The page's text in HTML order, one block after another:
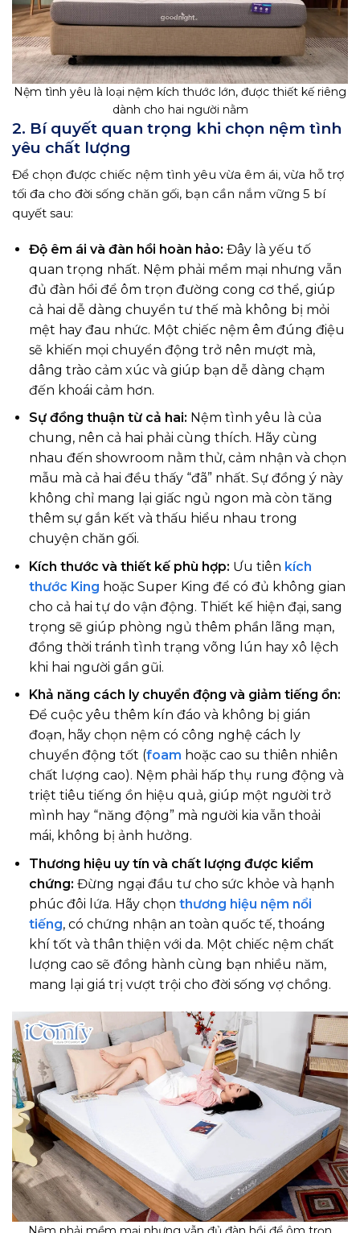
Nệm tình yêu là loại nệm kích thước lớn, được thiết kế riêng
dành cho hai người nằm
2. Bí quyết quan trọng khi chọn nệm tình
yêu chất lượng
Để chọn được chiếc nệm tình yêu vừa êm ái, vừa hỗ trợ
tối đa cho đời sống chăn gối, bạn cần nắm vững 5 bí
quyết sau:
Độ êm ái và đàn hồi hoàn hảo: Đây là yếu tố
quan trọng nhất. Nệm phải mềm mại nhưng vẫn
đủ đàn hồi để ôm trọn đường cong cơ thể, giúp
cả hai dễ dàng chuyển tư thế mà không bị mỏi
mệt hay đau nhức. Một chiếc nệm êm đúng điệu
sẽ khiến mọi chuyển động trở nên mượt mà,
dâng trào cảm xúc và giúp bạn dễ dàng chạm
đến khoái cảm hơn.
Sự đồng thuận từ cả hai: Nệm tình yêu là của
chung, nên cả hai phải cùng thích. Hãy cùng
nhau đến showroom nằm thử, cảm nhận và chọn
mẫu mà cả hai đều thấy “đã” nhất. Sự đồng ý này
không chỉ mang lại giấc ngủ ngon mà còn tăng
thêm sự gắn kết và thấu hiểu nhau trong
chuyện chăn gối.
Kích thước và thiết kế phù hợp: Ưu tiên kích
thước King hoặc Super King để có đủ không gian
cho cả hai tự do vận động. Thiết kế hiện đại, sang
trọng sẽ giúp phòng ngủ thêm phần lãng mạn,
đồng thời tránh tình trạng võng lún hay xô lệch
khi hai người gần gũi.
Khả năng cách ly chuyển động và giảm tiếng ồn:
Để cuộc yêu thêm kín đáo và không bị gián
đoạn, hãy chọn nệm có công nghệ cách ly
chuyển động tốt (foam hoặc cao su thiên nhiên
chất lượng cao). Nệm phải hấp thụ rung động và
triệt tiêu tiếng ồn hiệu quả, giúp một người trở
mình hay “năng động” mà người kia vẫn thoải
mái, không bị ảnh hưởng.
Thương hiệu uy tín và chất lượng được kiểm
chứng: Đừng ngại đầu tư cho sức khỏe và hạnh
phúc đôi lứa. Hãy chọn thương hiệu nệm nổi
tiếng, có chứng nhận an toàn quốc tế, thoáng
khí tốt và thân thiện với da. Một chiếc nệm chất
lượng cao sẽ đồng hành cùng bạn nhiều năm,
mang lại giá trị vượt trội cho đời sống vợ chồng.